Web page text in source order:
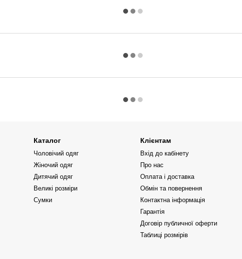
Каталог
Чоловічий одяг
Жіночий одяг
Дитячий одяг
Великі розміри
Сумки
Клієнтам
Вхід до кабінету
Про нас
Оплата і доставка
Обмін та повернення
Контактна інформація
Гарантія
Договір публичної оферти
Таблиці розмірів